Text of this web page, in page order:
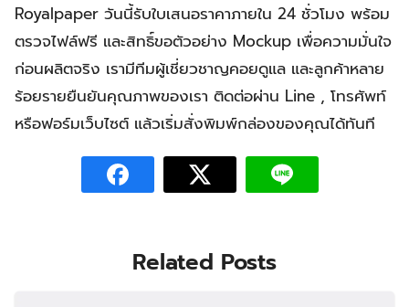
Royalpaper วันนี้รับใบเสนอราคาภายใน 24 ชั่วโมง พร้อม
ตรวจไฟล์ฟรี และสิทธิ์ขอตัวอย่าง Mockup เพื่อความมั่นใจ
ก่อนผลิตจริง เรามีทีมผู้เชี่ยวชาญคอยดูแล และลูกค้าหลาย
ร้อยรายยืนยันคุณภาพของเรา ติดต่อผ่าน Line , โทรศัพท์
หรือฟอร์มเว็บไซต์ แล้วเริ่มสั่งพิมพ์กล่องของคุณได้ทันที
Related Posts